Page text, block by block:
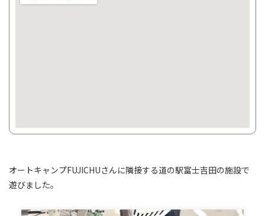
オートキャンプFUJICHUさんに隣接する道の駅富士吉田の施設で
遊びました。